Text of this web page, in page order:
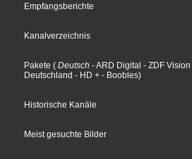
Empfangsberichte
Kanalverzeichnis
Pakete ( Deutsch - ARD Digital - ZDF Vision
Deutschland - HD + - Boobles)
Historische Kanäle
Meist gesuchte Bilder